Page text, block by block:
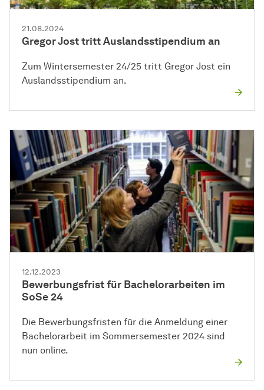
21.08.2024
Gregor Jost tritt Auslandsstipendium an
Zum Wintersemester 24/25 tritt Gregor Jost ein
Auslandsstipendium an.
12.12.2023
Bewerbungsfrist für Bachelorarbeiten im
SoSe 24
Die Bewerbungsfristen für die Anmeldung einer
Bachelorarbeit im Sommersemester 2024 sind
nun online.